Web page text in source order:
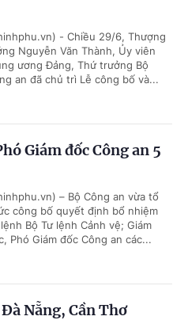
- Chiều 29/6, Thượng
Nguyễn Văn Thành, Ủy viên
ương Đảng, Thứ trưởng Bộ
an đã chủ trì Lễ công bố và...
Giám đốc Công an 5
– Bộ Công an vừa tổ
công bố quyết định bổ nhiệm
Bộ Tư lệnh Cảnh vệ; Giám
Phó Giám đốc Công an các...
Nẵng, Cần Thơ